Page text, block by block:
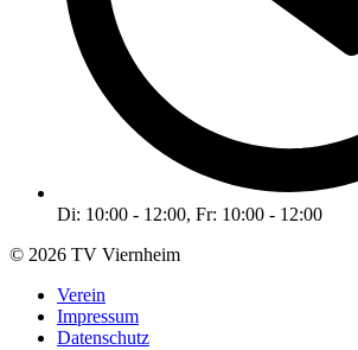
Di: 10:00 - 12:00, Fr: 10:00 - 12:00
© 2026 TV Viernheim
Verein
Impressum
Datenschutz